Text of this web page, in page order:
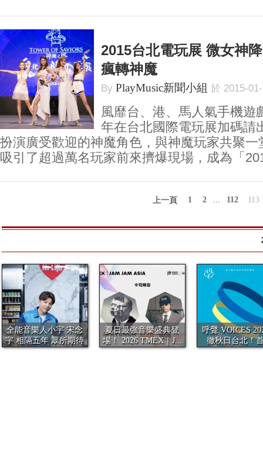
2015台北電玩展 微女神
瘋轉神魔
By PlayMusic新聞小組 於 2015-
風靡台、港、馬人氣手機遊
年在台北國際電玩展加碼請
扮演廣受歡迎的神魔角色，與神魔玩家共聚
吸引了超過萬名玩家前來擠爆現場，成為「
上一頁 1 2 ... 112 113
全能音樂人小宇 宋念
宇 相隔五年 眾所期待
全新...
夏日最強音樂盛典登
場！ 2026 TMEX｜J...
呼聲 VOICES
徹秋日台北！
夢...